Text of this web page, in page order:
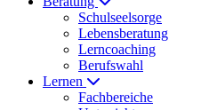
Schulseelsorge
Lebensberatung
Lerncoaching
Berufswahl
Lernen
Fachbereiche